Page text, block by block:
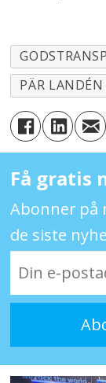
PÄR LANDÉN
Få gratis
Abonner på
de siste